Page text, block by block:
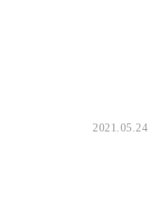
2021.05.24